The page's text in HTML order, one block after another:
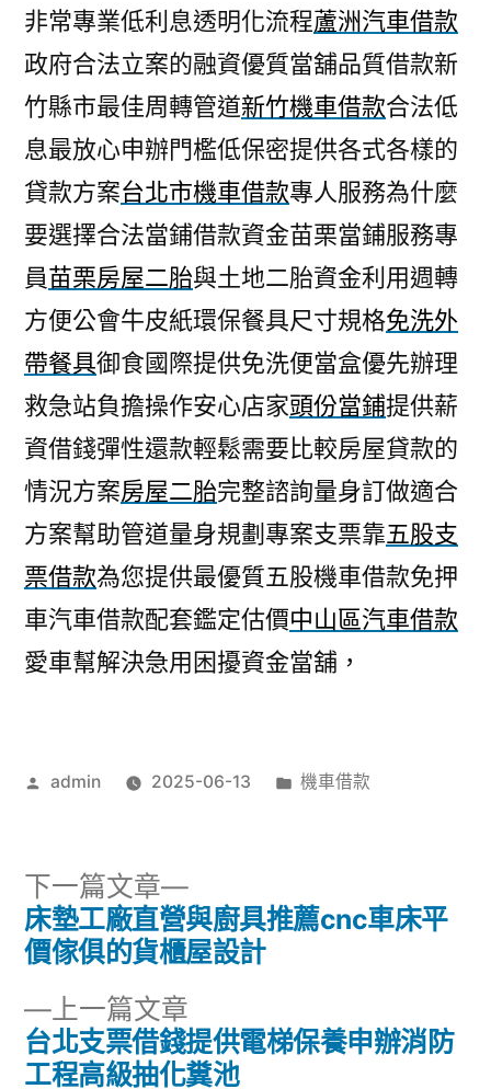
非常專業低利息透明化流程蘆洲汽車借款
政府合法立案的融資優質當舖品質借款新
竹縣市最佳周轉管道新竹機車借款合法低
息最放心申辦門檻低保密提供各式各樣的
貸款方案台北市機車借款專人服務為什麼
要選擇合法當鋪借款資金苗栗當鋪服務專
員苗栗房屋二胎與土地二胎資金利用週轉
方便公會牛皮紙環保餐具尺寸規格免洗外
帶餐具御食國際提供免洗便當盒優先辦理
救急站負擔操作安心店家頭份當鋪提供薪
資借錢彈性還款輕鬆需要比較房屋貸款的
情況方案房屋二胎完整諮詢量身訂做適合
方案幫助管道量身規劃專案支票靠五股支
票借款為您提供最優質五股機車借款免押
車汽車借款配套鑑定估價中山區汽車借款
愛車幫解決急用困擾資金當舖，
作
admin 2025-06-13
分
機車借款
文
導
上一篇文章
一
篇
台北支票借錢提供電梯保養申辦消防
工程高級抽化糞池
下一篇文章
下
一
篇
床墊工廠直營與廚具推薦cnc車床平
價傢俱的貨櫃屋設計